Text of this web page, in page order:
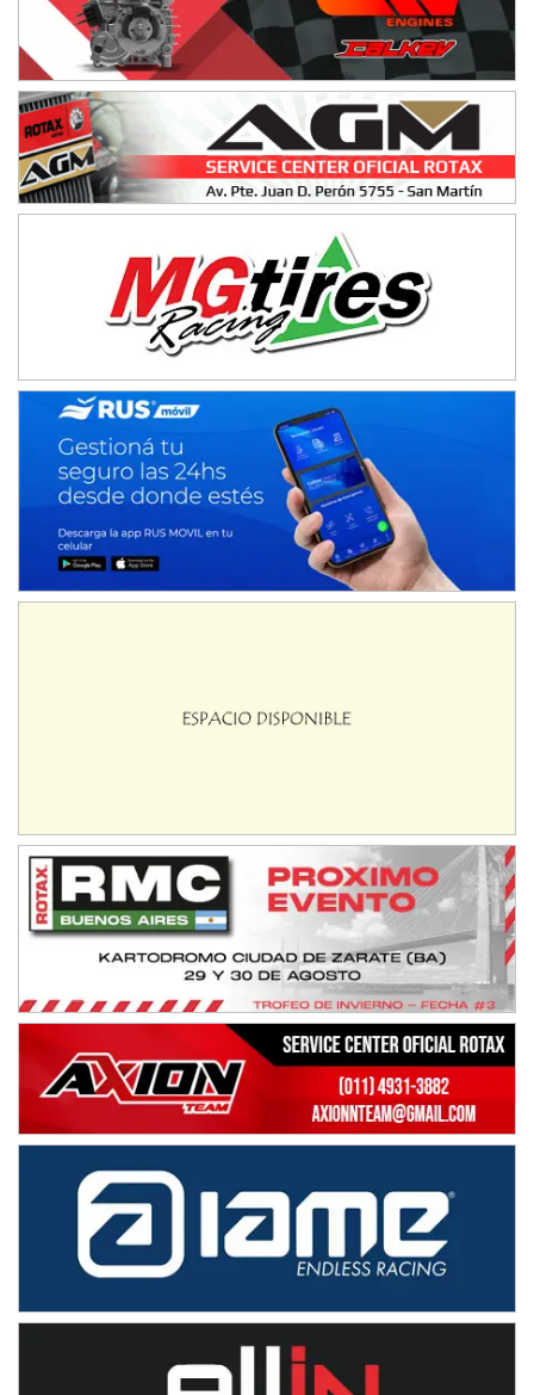
Humboldt (Santa Fe)
NORESTE SANTAFESINO - F6
Ciudad de Avellaneda (Asfalto)
Avellaneda (Santa Fe)
SUR SANTAFESINO - F4
José Samuel Sánchez (Tierra)
Rufino (Santa Fe)
Juan Navarro (Asfalto)
El Timbó (Tucumán)